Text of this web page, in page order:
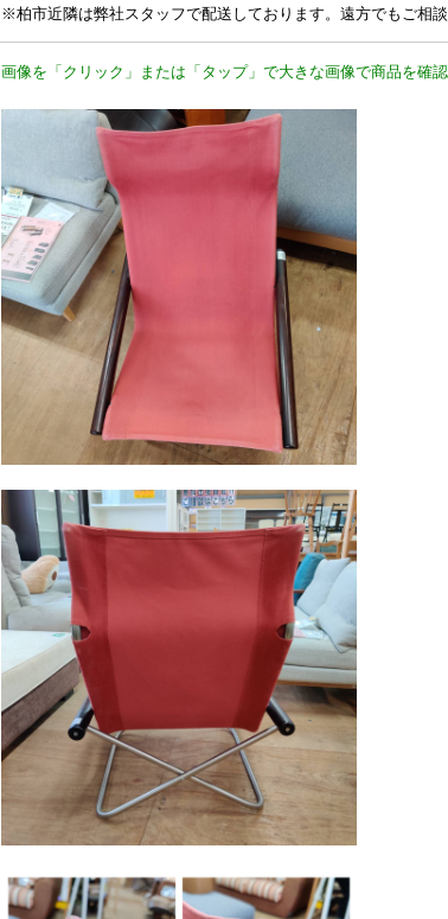
※柏市近隣は弊社スタッフで配送しております。遠方でもご相談
画像を「クリック」または「タップ」で大きな画像で商品を確認